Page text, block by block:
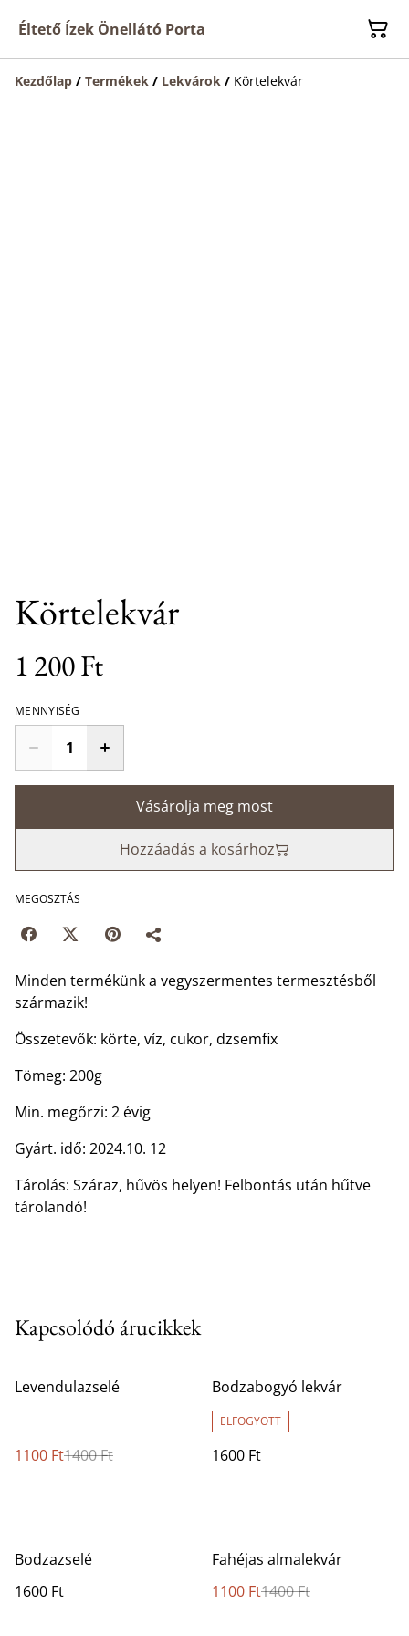
Éltető Ízek Önellátó Porta
Kezdőlap / Termékek / Lekvárok / Körtelekvár
Körtelekvár
1 200 Ft
MENNYISÉG
Vásárolja meg most
Hozzáadás a kosárhoz
MEGOSZTÁS
Minden termékünk a vegyszermentes termesztésből
származik!
Összetevők: körte, víz, cukor, dzsemfix
Tömeg: 200g
Min. megőrzi: 2 évig
Gyárt. idő: 2024.10. 12
Tárolás: Száraz, hűvös helyen! Felbontás után hűtve
tárolandó!
Kapcsolódó árucikkek
%
Levendulazselé
1100 Ft1400 Ft
Bodzabogyó lekvár
ELFOGYOTT
1600 Ft
Bodzazselé
1600 Ft
%
Fahéjas almalekvár
1100 Ft1400 Ft